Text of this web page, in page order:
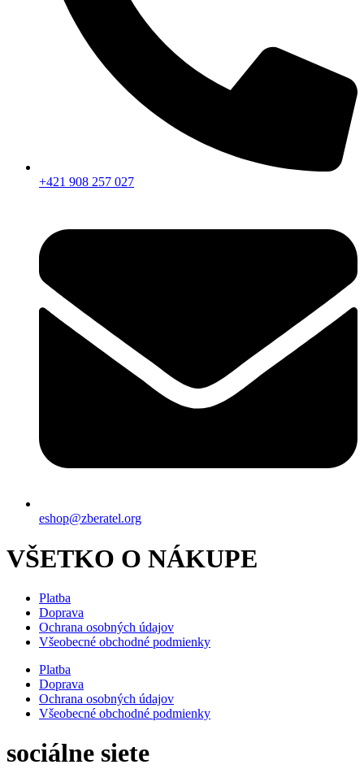
+421 908 257 027
eshop@zberatel.org
VŠETKO O NÁKUPE
Platba
Doprava
Ochrana osobných údajov
Všeobecné obchodné podmienky
Platba
Doprava
Ochrana osobných údajov
Všeobecné obchodné podmienky
sociálne siete